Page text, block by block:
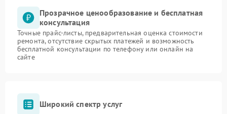
Прозрачное ценообразование и бесплатная
консультация
Точные прайс-листы, предварительная оценка стоимости
ремонта, отсутствие скрытых платежей и возможность
бесплатной консультации по телефону или онлайн на
сайте
Широкий спектр услуг